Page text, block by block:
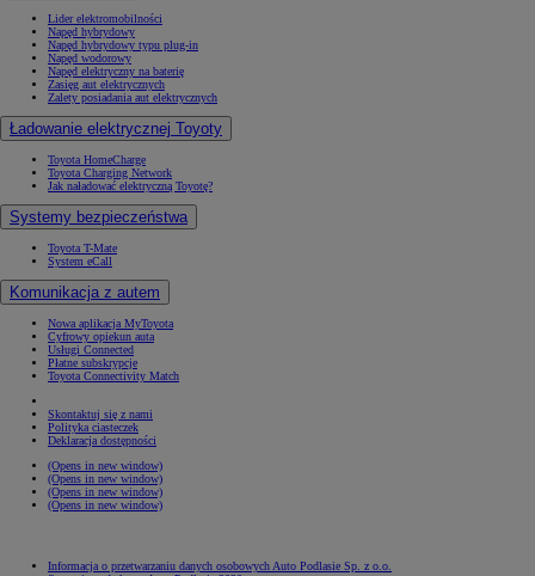
Lider elektromobilności
Napęd hybrydowy
Napęd hybrydowy typu plug-in
Napęd wodorowy
Napęd elektryczny na baterię
Zasięg aut elektrycznych
Zalety posiadania aut elektrycznych
Ładowanie elektrycznej Toyoty
Toyota HomeCharge
Toyota Charging Network
Jak naładować elektryczną Toyotę?
Systemy bezpieczeństwa
Toyota T-Mate
System eCall
Komunikacja z autem
Nowa aplikacja MyToyota
Cyfrowy opiekun auta
Usługi Connected
Płatne subskrypcje
Toyota Connectivity Match
Skontaktuj się z nami
Polityka ciasteczek
Deklaracja dostępności
(Opens in new window)
(Opens in new window)
(Opens in new window)
(Opens in new window)
Informacja o przetwarzaniu danych osobowych Auto Podlasie Sp. z o.o.